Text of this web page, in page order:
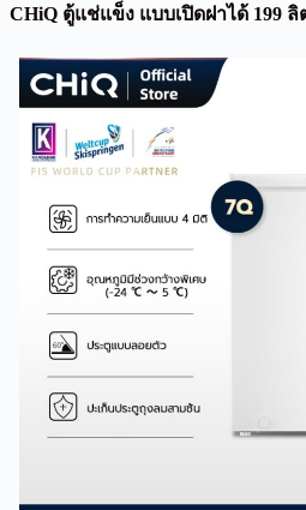
CHiQ ตู้แช่แข็ง แบบเปิดฝาได้ 199 ลิ